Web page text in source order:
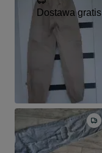
Dostawa gratis